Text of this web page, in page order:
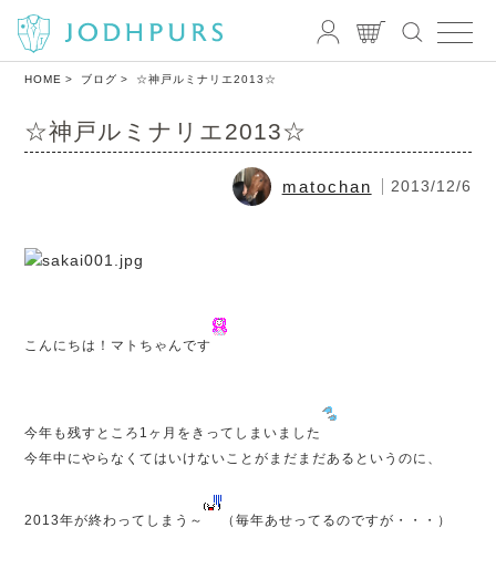
HOME ブログ ☆神戸ルミナリエ2013☆
☆神戸ルミナリエ2013☆
matochan 2013/12/6
こんにちは！マトちゃんです
今年も残すところ1ヶ月をきってしまいました
今年中にやらなくてはいけないことがまだまだあるというのに、
2013年が終わってしまう～ （毎年あせってるのですが・・・）